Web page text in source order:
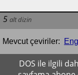
5 alt dizin
Mevcut çeviriler:
DOS ile ilgili